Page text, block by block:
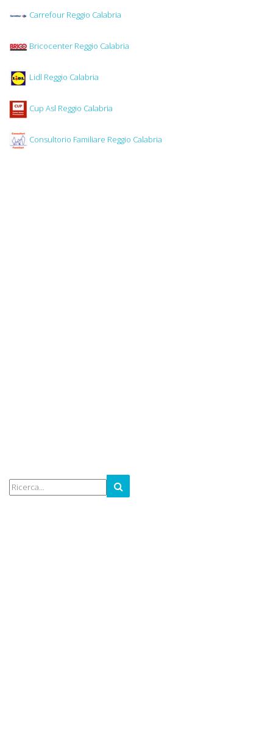
Carrefour Reggio Calabria
Bricocenter Reggio Calabria
Lidl Reggio Calabria
Cup Asl Reggio Calabria
Consultorio Familiare Reggio Calabria